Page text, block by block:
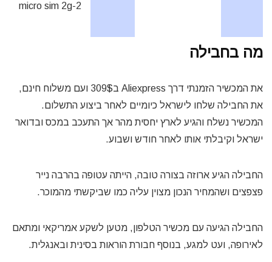
2-micro sim 2g
מה בחבילה
את המכשיר הזמנתי דרך Aliexpress ב309$ ועם משלוח חינם,
את החבילה שלחו לישראל כיומיים לאחר ביצוע התשלום.
המכשיר נשלח והגיע לארץ יחסית מהר אך התעכב במכס ובדואר
ישראל וקיבלתי אותו לאחר חודש ושבוע.
החבילה הגיע ארוזה בצורה טובה, הייתה עטופה בהרבה נייר
פצפצים ושהמחיר הנכון מצוין עליה כמו שביקשתי מהמוכר.
החבילה הגיעה עם מכשיר הטלפון, מטען לשקע אמריקאי ומתאם
לאירופה, ועט למגע, בנוסף חבורת הוראות בסינית ובאנגלית.